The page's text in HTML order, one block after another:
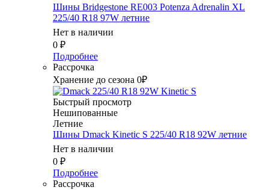
Шины Bridgestone RE003 Potenza Adrenalin XL
225/40 R18 97W летние
Нет в наличии
0 ₽
Подробнее
Рассрочка
Хранение до сезона 0₽
Быстрый просмотр
Нешипованные
Летние
Шины Dmack Kinetic S 225/40 R18 92W летние
Нет в наличии
0 ₽
Подробнее
Рассрочка